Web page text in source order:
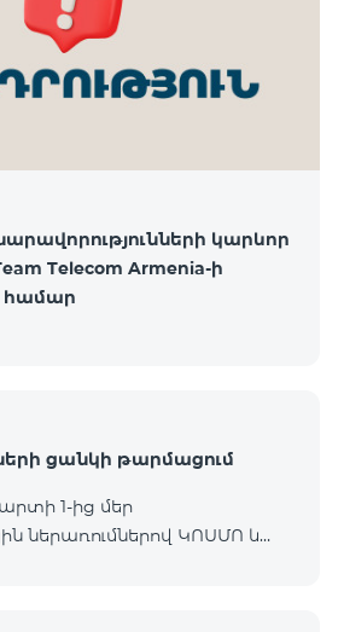
ընկերությունների կողմից
ին առաջարկված
էին ծառայությունների
կարևոր
Telecom Armenia-ի
համար
ցանկի թարմացում
1-ից մեր
ներառումներով ԿՈՍՄՈ և